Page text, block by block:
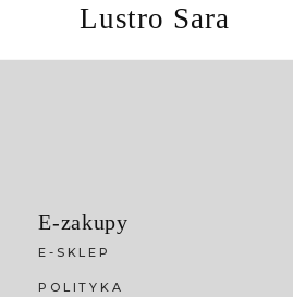
Lustro Sara
E-zakupy
E-SKLEP
POLITYKA